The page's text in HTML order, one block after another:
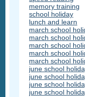
memory training
school holiday
lunch and learn
march school
march school
march school
march school
march school
june school
june school
june school
june school